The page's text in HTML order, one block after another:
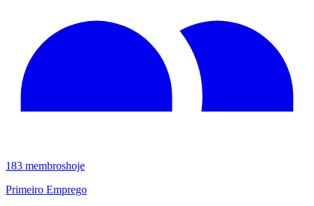
183 membroshoje
Primeiro Emprego